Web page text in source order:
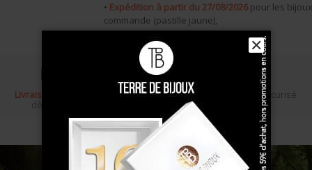
• Expédition à partir du 27/08/2026 pour les
commande (pastille jaune),
Livraison gratuite
dès 100 €
Écrin cadeau Paiement sécurisé
✕